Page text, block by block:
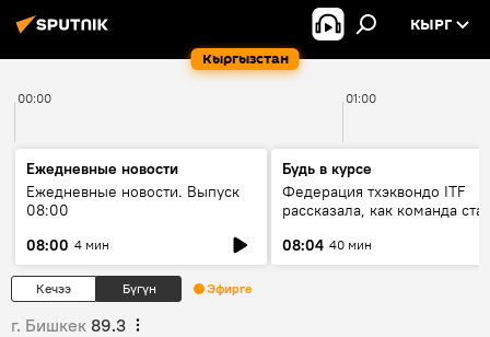
Кыргызстан
КЫРГ
00:00 01:00
Ежедневные новости
Ежедневные новости. Выпуск
08:00
08:00 4 мин
Будь в курсе
Федерация тхэквондо ITF
рассказала, как команда
08:04 40 мин
Кечээ Бүгүн Эфирге
г. Бишкек 89.3